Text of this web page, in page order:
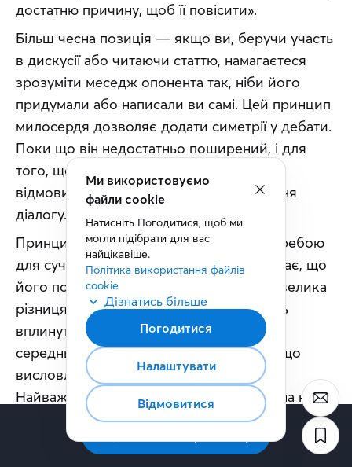
достатню причину, щоб її повісити».
Більш чесна позиція — якщо ви, беручи участь
в дискусії або читаючи статтю, намагаєтеся
зрозуміти меседж опонента так, ніби його
придумали або написали ви самі. Цей принцип
милосердя дозволяє додати симетрії у дебати.
Поки що він недостатньо поширений, і для
того, щоб це змінити, людям потрібно
відмовитися від звичних методів ведення
діалогу.
Принцип шкури на кону є базовою потребою
для сучасної людини, проте це не означає, що
його потрібно застосовувати всюди. Є велика
різниця між політиком, чиї слова можуть
вплинути на життя мільйонів людей, і
середньостатистичним громадянином, що
висловлює свою думку на вечірці.
Найважливіше — пам’ятати про шкуру на кону,
коли йдеться про вашу професійну діяльність,
особливо якщо вона може мати значні